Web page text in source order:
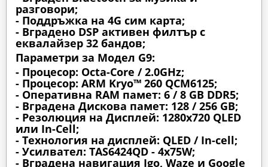
разговори;
- Поддръжка на 4G сим карта;
- Вградено DSP активен филтър с
еквалайзер 32 бандов;
Параметри за Модел G9:
- Процесор: Octa-Core / 2.0GHz;
- Процесор: ARM Kryo™ 260 QCM6125;
- Оперативна RAM памет: 6 / 8 GB DDR5;
- Вградена Дискова памет: 128 / 256 GB;
- Резолюция на Дисплей: 1280х720 QLED
или In-Cell;
- Технология на дисплей: QLED / In-cell;
- Усилвател: TAS6424QD - 4x75W;
- Вградена навигация Igo, Waze и Google